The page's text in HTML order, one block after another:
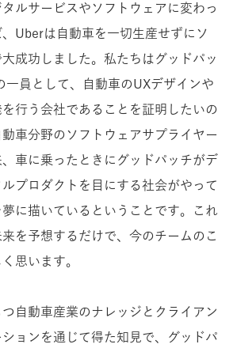
ルサービスやソフトウェアに変わっ
Uberは自動車を一切生産せずにソ
成功しました。私たちはグッドパッ
一員として、自動車のUXデザインや
行う会社であることを証明したいの
車分野のソフトウェアサプライヤー
車に乗ったときにグッドパッチがデ
プロダクトを目にする社会がやって
夢に描いているということです。これ
を予想するだけで、今のチームのこ
思います。
自動車産業のナレッジとクライアン
ションを通じて得た知見で、グッドパ